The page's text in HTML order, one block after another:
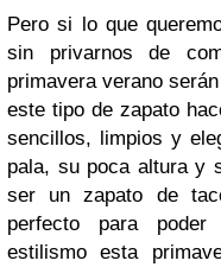
Pero si lo que
sin privarnos de
primavera verano
este tipo de zapato
sencillos, limpios y
pala, su poca altura y
ser un zapato de
perfecto para
estilismo esta